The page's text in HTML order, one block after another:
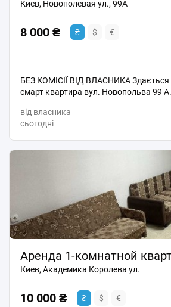
Киев, Новополевая ул., 99А
8 000 ₴ ₴ $ €
БЕЗ КОМІСІЇ ВІД ВЛАСНИКА Здається
смарт квартира вул. Новопольва 99
БЕЗ балкона, 2 поверх В квартирі є:
пральна машина Поруч зупинка
від власника
сьогодні
Киев, Академика Королева ул.
10 000 ₴ ₴ $ €